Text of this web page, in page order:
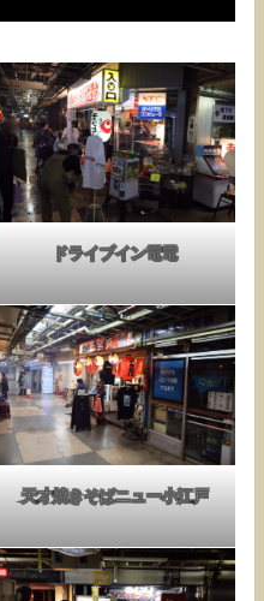
ドライブイン電電
天才焼きそばニュー小江戸